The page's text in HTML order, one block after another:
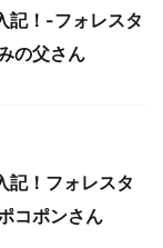
記！-フォレスタ
の父さん
記！フォレスタ
コポンさん